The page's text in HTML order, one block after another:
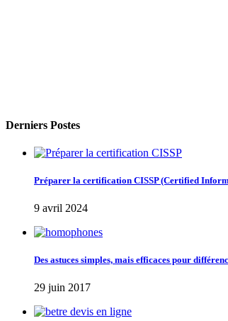
Derniers Postes
Préparer la certification CISSP (Certified
9 avril 2024
Des astuces simples, mais efficaces pour
29 juin 2017